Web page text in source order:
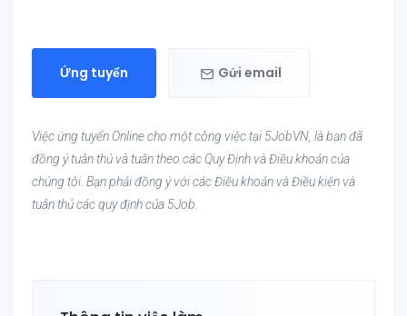
Ứng tuyển Gửi email
Việc ứng tuyển Online cho một công việc tại 5JobVN, là bạn đã
đồng ý tuân thủ và tuân theo các Quy Định và Điều khoản của
chúng tôi. Bạn phải đồng ý với các Điều khoản và Điều kiện và
tuân thủ các quy định của 5Job.